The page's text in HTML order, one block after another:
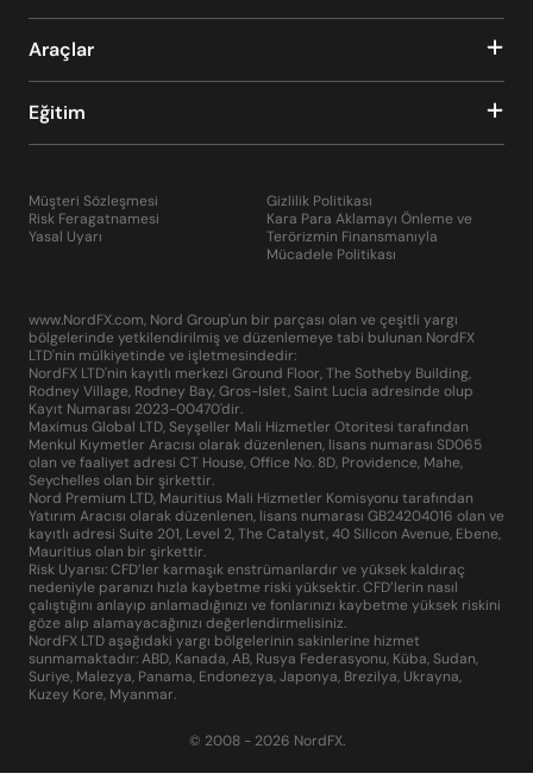
Araçlar
Eğitim
Müşteri Sözleşmesi
Risk Feragatnamesi
Yasal Uyarı
Gizlilik Politikası
Kara Para Aklamayı Önleme ve
Terörizmin Finansmanıyla
Mücadele Politikası
www.NordFX.com, Nord Group'un bir parçası olan ve çeşitli yargı
bölgelerinde yetkilendirilmiş ve düzenlemeye tabi bulunan NordFX
LTD'nin mülkiyetinde ve işletmesindedir:
NordFX LTD'nin kayıtlı merkezi Ground Floor, The Sotheby Building,
Rodney Village, Rodney Bay, Gros-Islet, Saint Lucia adresinde olup
Kayıt Numarası 2023-00470'dir.
Maximus Global LTD, Seyşeller Mali Hizmetler Otoritesi tarafından
Menkul Kıymetler Aracısı olarak düzenlenen, lisans numarası SD065
olan ve faaliyet adresi CT House, Office No. 8D, Providence, Mahe,
Seychelles olan bir şirkettir.
Nord Premium LTD, Mauritius Mali Hizmetler Komisyonu tarafından
Yatırım Aracısı olarak düzenlenen, lisans numarası GB24204016 olan ve
kayıtlı adresi Suite 201, Level 2, The Catalyst, 40 Silicon Avenue, Ebene,
Mauritius olan bir şirkettir.
Risk Uyarısı: CFD’ler karmaşık enstrümanlardır ve yüksek kaldıraç
nedeniyle paranızı hızla kaybetme riski yüksektir. CFD’lerin nasıl
çalıştığını anlayıp anlamadığınızı ve fonlarınızı kaybetme yüksek riskini
göze alıp alamayacağınızı değerlendirmelisiniz.
NordFX LTD aşağıdaki yargı bölgelerinin sakinlerine hizmet
sunmamaktadır: ABD, Kanada, AB, Rusya Federasyonu, Küba, Sudan,
Suriye, Malezya, Panama, Endonezya, Japonya, Brezilya, Ukrayna,
Kuzey Kore, Myanmar.
© 2008 - 2026 NordFX.